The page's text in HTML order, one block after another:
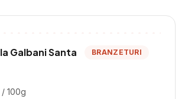
Galbani Santa
BRANZETURI
100g